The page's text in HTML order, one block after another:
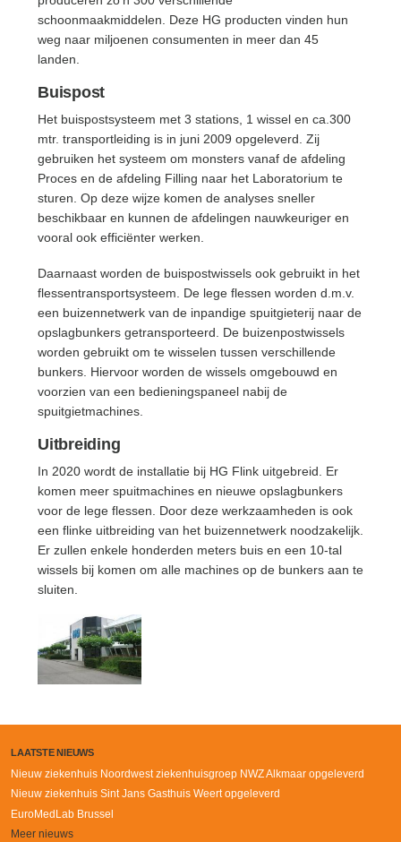
schoonmaakmiddelen. Deze HG producten vinden hun
weg naar miljoenen consumenten in meer dan 45
landen.
Buispost
Het buispostsysteem met 3 stations, 1 wissel en ca.300
mtr. transportleiding is in juni 2009 opgeleverd. Zij
gebruiken het systeem om monsters vanaf de afdeling
Proces en de afdeling Filling naar het Laboratorium te
sturen. Op deze wijze komen de analyses sneller
beschikbaar en kunnen de afdelingen nauwkeuriger en
vooral ook efficiënter werken.
Daarnaast worden de buispostwissels ook gebruikt in het
flessentransportsysteem. De lege flessen worden d.m.v.
een buizennetwerk van de inpandige spuitgieterij naar de
opslagbunkers getransporteerd. De buizenpostwissels
worden gebruikt om te wisselen tussen verschillende
bunkers. Hiervoor worden de wissels omgebouwd en
voorzien van een bedieningspaneel nabij de
spuitgietmachines.
Uitbreiding
In 2020 wordt de installatie bij HG Flink uitgebreid. Er
komen meer spuitmachines en nieuwe opslagbunkers
voor de lege flessen. Door deze werkzaamheden is ook
een flinke uitbreiding van het buizennetwerk noodzakelijk.
Er zullen enkele honderden meters buis en een 10-tal
wissels bij komen om alle machines op de bunkers aan te
sluiten.
LAATSTE NIEUWS
Nieuw ziekenhuis Noordwest ziekenhuisgroep NWZ Alkmaar opgeleverd
Nieuw ziekenhuis Sint Jans Gasthuis Weert opgeleverd
EuroMedLab Brussel
Meer nieuws